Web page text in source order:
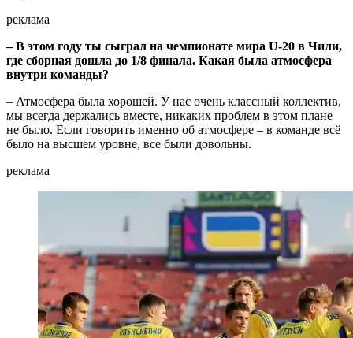
реклама
– В этом году ты сыграл на чемпионате мира U-20 в Чили,
где сборная дошла до 1/8 финала. Какая была атмосфера
внутри команды?
– Атмосфера была хорошей. У нас очень классный коллектив,
мы всегда держались вместе, никаких проблем в этом плане
не было. Если говорить именно об атмосфере – в команде всё
было на высшем уровне, все были довольны.
реклама